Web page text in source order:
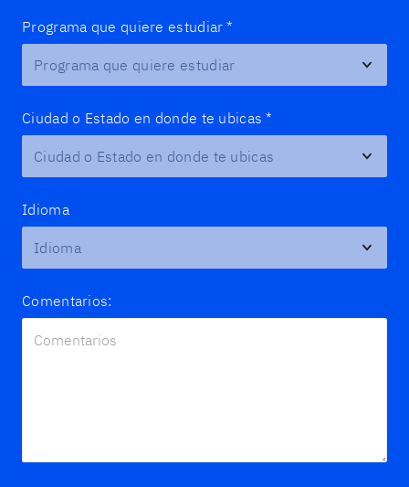
Programa que quiere estudiar *
Ciudad o Estado en donde te ubicas *
Idioma
Comentarios: